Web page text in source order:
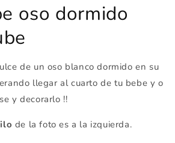
oso dormido
de un oso blanco dormido en su
llegar al cuarto de tu bebe y o
y decorarlo !!
de la foto es a la izquierda.